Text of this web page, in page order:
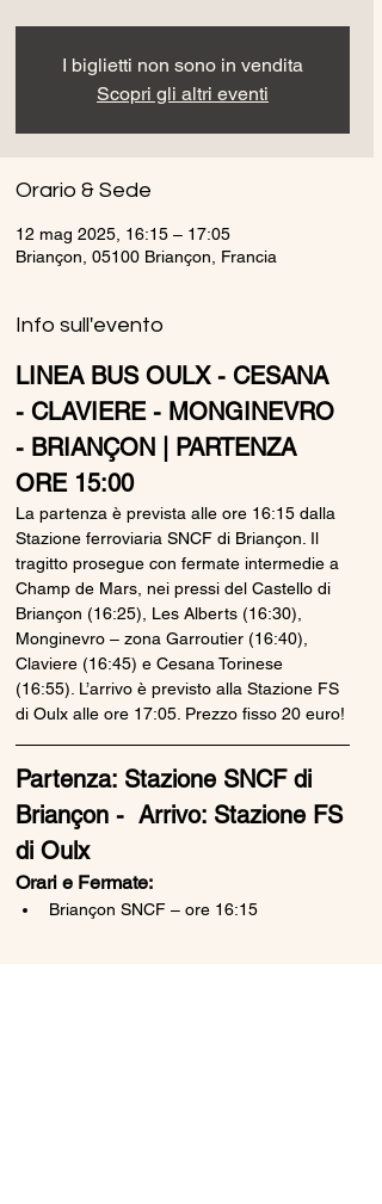
I biglietti non sono in vendita
Scopri gli altri eventi
Orario & Sede
12 mag 2025, 16:15 – 17:05
Briançon, 05100 Briançon, Francia
Info sull'evento
LINEA BUS OULX - CESANA
- CLAVIERE - MONGINEVRO
- BRIANÇON | PARTENZA
ORE 15:00
La partenza è prevista alle ore 16:15 dalla
Stazione ferroviaria SNCF di Briançon. Il
tragitto prosegue con fermate intermedie a
Champ de Mars, nei pressi del Castello di
Briançon (16:25), Les Alberts (16:30),
Monginevro – zona Garroutier (16:40),
Claviere (16:45) e Cesana Torinese
(16:55). L’arrivo è previsto alla Stazione FS
di Oulx alle ore 17:05. Prezzo fisso 20 euro!
Partenza: Stazione SNCF di
Briançon -  Arrivo: Stazione FS
di Oulx
Orari e Fermate:
Briançon SNCF – ore 16:15